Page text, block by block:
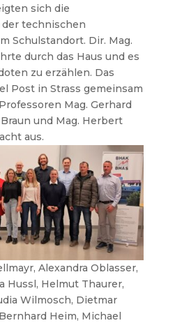
sich die
technischen
Schulstandort. Dir. Mag.
durch das Haus und es
zu erzählen. Das
Post in Strass gemeinsam
Mag. Gerhard
und Mag. Herbert
aus.
Alexandra Oblasser,
Hussl, Helmut Thaurer,
Wilmosch, Dietmar
Heim, Michael